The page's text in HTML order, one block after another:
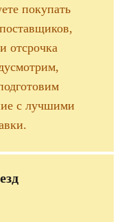
покупать
отсрочка
с лучшими